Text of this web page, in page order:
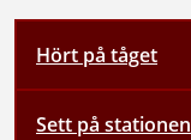
Hört på tåget
Sett på stationen